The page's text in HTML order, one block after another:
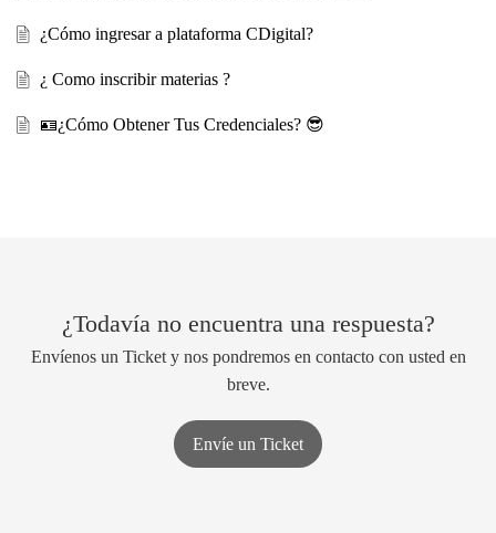
¿Cómo ingresar a plataforma CDigital?
¿ Como inscribir materias ?
🪪¿Cómo Obtener Tus Credenciales? 😎
¿Todavía no encuentra una respuesta?
Envíenos un Ticket y nos pondremos en contacto con usted en
breve.
Envíe un Ticket